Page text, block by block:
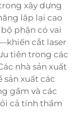
xây dựng
lặp lại cao
phận có vai
cắt laser
tiên trong các
nhà sản xuất
sản xuất các
gầm và các
cả tính thẩm